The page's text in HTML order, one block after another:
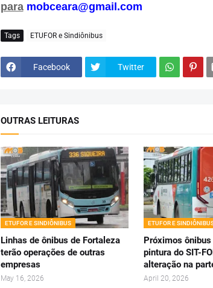
para mobceara@gmail.com
Tags ETUFOR e Sindiônibus
Facebook Twitter
OUTRAS LEITURAS
ETUFOR E SINDIÔNIBUS
Linhas de ônibus de Fortaleza
terão operações de outras
empresas
May 16, 2026
ETUFOR E
Próximos
pintura do SIT-
alteração na
April 20, 2026